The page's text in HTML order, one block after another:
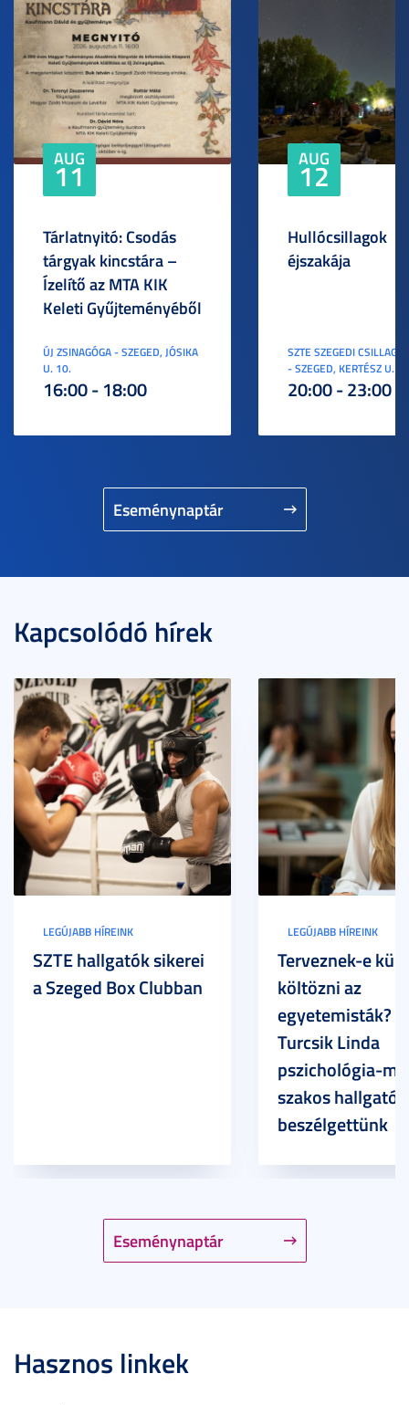
Eseménynaptár
AUG
11
Tárlatnyitó: Csodás
tárgyak kincstára –
Ízelítő az MTA KIK
Keleti Gyűjteményéből
ÚJ ZSINAGÓGA - SZEGED, JÓSIKA
U. 10.
16:00 - 18:00
AUG
12
Hullócsillagok
éjszakája
SZTE SZEGEDI
- SZEGED, KERTÉSZ U. 3.
20:00 - 23:00
Kapcsolódó hírek
Eseménynaptár
LEGÚJABB HÍREINK
SZTE hallgatók sikerei
a Szeged Box Clubban
LEGÚJABB HÍREINK
Terveznek-e
költözni az
egyetemisták? –
Turcsik Linda
pszichológia-
szakos
beszélgettünk
Hasznos linkek